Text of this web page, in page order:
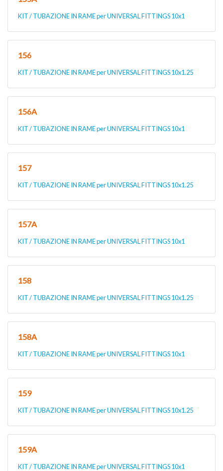
KIT / TUBAZIONE IN RAME per UNIVERSAL FITTINGS 10x1
156
KIT / TUBAZIONE IN RAME per UNIVERSAL FITTINGS 10x1.25
156A
KIT / TUBAZIONE IN RAME per UNIVERSAL FITTINGS 10x1
157
KIT / TUBAZIONE IN RAME per UNIVERSAL FITTINGS 10x1.25
157A
KIT / TUBAZIONE IN RAME per UNIVERSAL FITTINGS 10x1
158
KIT / TUBAZIONE IN RAME per UNIVERSAL FITTINGS 10x1.25
158A
KIT / TUBAZIONE IN RAME per UNIVERSAL FITTINGS 10x1
159
KIT / TUBAZIONE IN RAME per UNIVERSAL FITTINGS 10x1.25
159A
KIT / TUBAZIONE IN RAME per UNIVERSAL FITTINGS 10x1